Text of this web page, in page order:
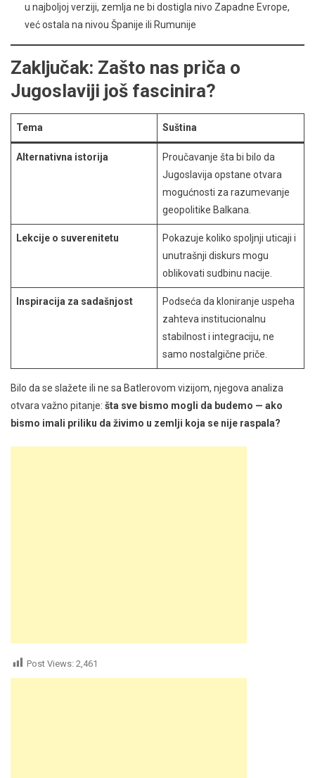
u najboljoj verziji, zemlja ne bi dostigla nivo Zapadne Evrope,
već ostala na nivou Španije ili Rumunije
Zaključak: Zašto nas priča o
Jugoslaviji još fascinira?
Tema Suština
Alternativna istorija
Proučavanje šta bi bilo da
Jugoslavija opstane otvara
mogućnosti za razumevanje
geopolitike Balkana.
Lekcije o suverenitetu
Pokazuje koliko spoljnji uticaji i
unutrašnji diskurs mogu
oblikovati sudbinu nacije.
Inspiracija za sadašnjost
Podseća da kloniranje uspeha
zahteva institucionalnu
stabilnost i integraciju, ne
samo nostalgične priče.
Bilo da se slažete ili ne sa Batlerovom vizijom, njegova analiza
otvara važno pitanje: šta sve bismo mogli da budemo — ako
bismo imali priliku da živimo u zemlji koja se nije raspala?
Post Views: 2,461